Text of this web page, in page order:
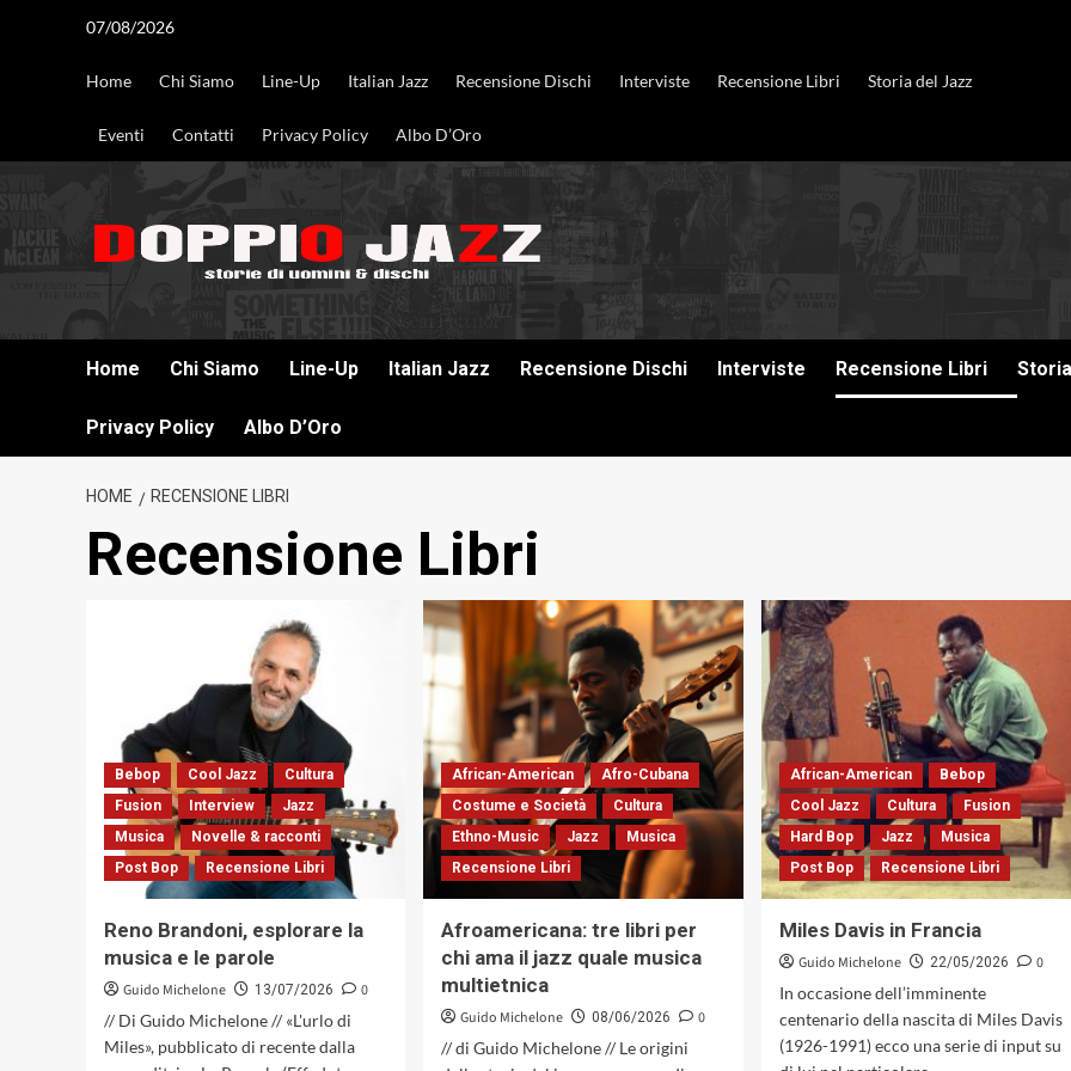
07/08/2026
Home Chi Siamo Line-Up Italian Jazz Recensione Dischi Interviste Recensione Libri Storia del Jazz
Eventi Contatti Privacy Policy Albo D’Oro
Home Chi Siamo Line-Up Italian Jazz Recensione Dischi Interviste Recensione Libri
Privacy Policy Albo D’Oro
HOME RECENSIONE LIBRI
Recensione Libri
Bebop Cool Jazz
Cultura
Fusion
Interview
Jazz
Musica
Novelle & racconti
Post Bop
Recensione Libri
Reno Brandoni, esplorare la
musica e le parole
Guido Michelone 13/07/2026
0
// Di Guido Michelone // «L'urlo di
Miles», pubblicato di recente dalla
African-American
Afro-Cubana
Costume e Società
Cultura
Ethno-Music
Jazz
Musica
Recensione Libri
Afroamericana: tre libri per
chi ama il jazz quale musica
multietnica
Guido Michelone 08/06/2026
0
// di Guido Michelone // Le origini
African-American
Bebop
Cool Jazz
Cultura
Fusion
Hard Bop
Jazz
Musica
Post Bop
Recensione Libri
Miles Davis in Francia
Guido Michelone 22/05/2026
0
In occasione dell’imminente
centenario della nascita di Miles Davis
(1926-1991) ecco una serie di input su